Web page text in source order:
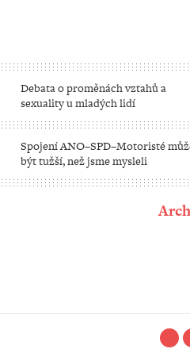
Debata o proměnách vztahů a
sexuality u mladých lidí
Spojení ANO–SPD–Motoristé
být tužší, než jsme mysleli